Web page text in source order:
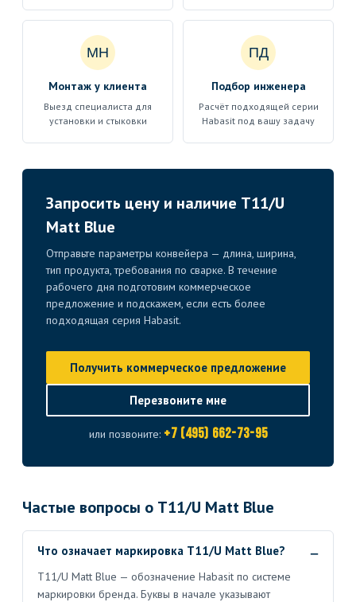
МН
Монтаж у клиента
Выезд специалиста для
установки и стыковки
ПД
Подбор инженера
Расчёт подходящей серии
Habasit под вашу задачу
Запросить цену и наличие T11/U
Matt Blue
Отправьте параметры конвейера — длина, ширина,
тип продукта, требования по сварке. В течение
рабочего дня подготовим коммерческое
предложение и подскажем, если есть более
подходящая серия Habasit.
Получить коммерческое предложение
Перезвоните мне
или позвоните: +7 (495) 662-73-95
Частые вопросы о T11/U Matt Blue
Что означает маркировка T11/U Matt Blue?
T11/U Matt Blue — обозначение Habasit по системе
маркировки бренда. Буквы в начале указывают